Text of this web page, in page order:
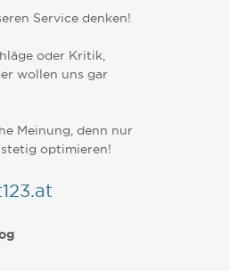
Service denken!
oder Kritik,
wollen uns gar
Meinung, denn nur
optimieren!